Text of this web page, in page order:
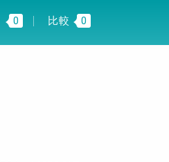
0 比較 0